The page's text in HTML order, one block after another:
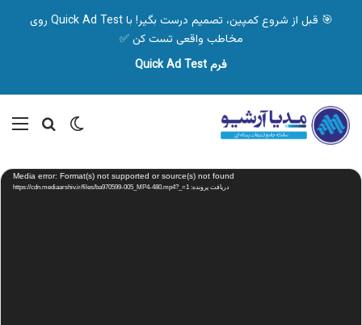
🎯 قبل از شروع کمپین، تصمیم درست بگیر! با Quick Ad Test روی
مخاطب واقعی تست کن ✅
فرم Quick Ad Test
تغییر پوسته
نمایشگر
ویدیو Media error: Format(s) not supported or source(s) not found
دریافت پرونده: https://cdn.mediaarshiv.ir/files/ba970599-005_MP4-480.mp4?_=1